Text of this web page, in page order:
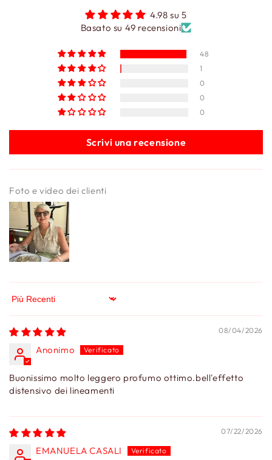
4.98 su 5
Basato su 49 recensioni
48
1
0
0
0
Scrivi una recensione
Foto e video dei clienti
Sort by
08/04/2026
Anonimo
Buonissimo molto leggero profumo ottimo.bell'effetto
distensivo dei lineamenti
07/22/2026
EMANUELA CASALI